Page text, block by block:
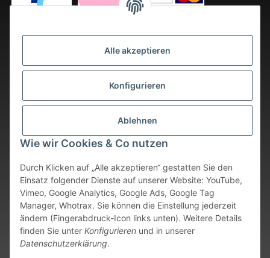
Alle akzeptieren
Konfigurieren
Ablehnen
Wie wir Cookies & Co nutzen
Durch Klicken auf „Alle akzeptieren“ gestatten Sie den
Einsatz folgender Dienste auf unserer Website: YouTube,
Vimeo, Google Analytics, Google Ads, Google Tag
Manager, Whotrax. Sie können die Einstellung jederzeit
ändern (Fingerabdruck-Icon links unten). Weitere Details
finden Sie unter Konfigurieren und in unserer
Datenschutzerklärung.
Vertrag widerrufen
* Alle Preise inkl. gesetzlicher USt., zzgl.Versand
verfügbaren Artikeln erfolgt der Versand innerhalb von 24